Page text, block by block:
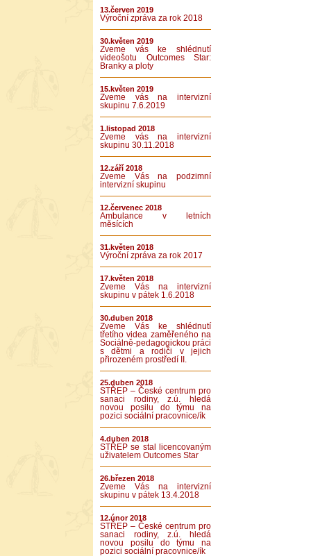
13.červen 2019
Výroční zpráva za rok 2018
30.květen 2019
Zveme vás ke shlédnutí
videošotu Outcomes Star:
Branky a ploty
15.květen 2019
Zveme vás na intervizní
skupinu 7.6.2019
1.listopad 2018
Zveme vás na intervizní
skupinu 30.11.2018
12.září 2018
Zveme Vás na podzimní
intervizní skupinu
12.červenec 2018
Ambulance v letních
měsících
31.květen 2018
Výroční zpráva za rok 2017
17.květen 2018
Zveme Vás na intervizní
skupinu v pátek 1.6.2018
30.duben 2018
Zveme Vás ke shlédnutí
třetího videa zaměřeného na
Sociálně-pedagogickou práci
s dětmi a rodiči v jejich
přirozeném prostředí II.
25.duben 2018
STŘEP – České centrum pro
sanaci rodiny, z.ú. hledá
novou posilu do týmu na
pozici sociální pracovnice/ík
4.duben 2018
STŘEP se stal licencovaným
uživatelem Outcomes Star
26.březen 2018
Zveme Vás na intervizní
skupinu v pátek 13.4.2018
12.únor 2018
STŘEP – České centrum pro
sanaci rodiny, z.ú. hledá
novou posilu do týmu na
pozici sociální pracovnice/ík